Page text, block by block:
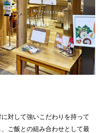
対して強いこだわりを持って
ご飯との組み合わせとして最